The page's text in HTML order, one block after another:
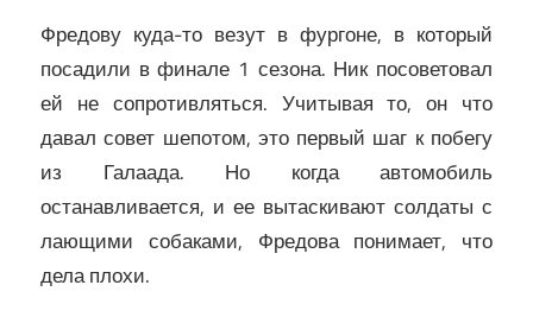
Фредову куда-то везут в фургоне, в который
посадили в финале 1 сезона. Ник посоветовал
ей не сопротивляться. Учитывая то, он что
давал совет шепотом, это первый шаг к побегу
из Галаада. Но когда автомобиль
останавливается, и ее вытаскивают солдаты с
лающими собаками, Фредова понимает, что
дела плохи.